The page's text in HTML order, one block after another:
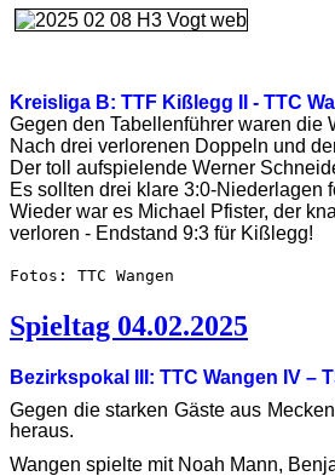
Kreisliga B: TTF Kißlegg II - TTC
Gegen den Tabellenführer waren die
Nach drei verlorenen Doppeln und
Der toll aufspielende Werner
Es sollten drei klare 3:0-Niederlagen
Wieder war es Michael Pfister, der
verloren - Endstand 9:3 für Kißlegg!
Fotos: TTC Wangen
Spieltag 04.02.2025
Bezirkspokal III: TTC Wangen IV –
Gegen die starken Gäste aus
heraus.
Wangen spielte mit Noah Mann,